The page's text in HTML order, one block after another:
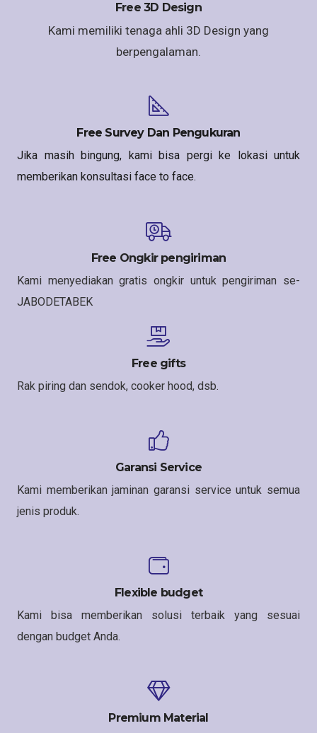
Free 3D Design
Kami memiliki tenaga ahli 3D Design yang
berpengalaman.
Free Survey Dan Pengukuran
Jika masih bingung, kami bisa pergi ke lokasi untuk
memberikan konsultasi face to face.
Free Ongkir pengiriman
Kami menyediakan gratis ongkir untuk pengiriman se-
JABODETABEK
Free gifts
Rak piring dan sendok, cooker hood, dsb.
Garansi Service
Kami memberikan jaminan garansi service untuk semua
jenis produk.
Flexible budget
Kami bisa memberikan solusi terbaik yang sesuai
dengan budget Anda.
Premium Material